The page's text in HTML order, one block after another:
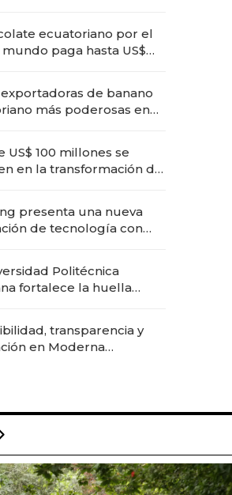
ecuatoriano por el
paga hasta US$
exportadoras de banano
más poderosas en
US$ 100 millones se
en la transformación de
presenta una nueva
de tecnología con
Politécnica
fortalece la huella
transparencia y
en Moderna